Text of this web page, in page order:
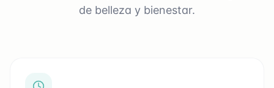
de belleza y bienestar.